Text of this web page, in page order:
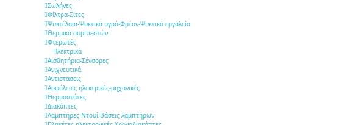
Σωλήνες
Φίλτρα-Σίτες
Ψυκτέλαια-Ψυκτικά υγρά-Φρέον-Ψυκτικά εργαλεία
Θερμικά συμπιεστών
Φτερωτές
Ηλεκτρικά
Αισθητήρια-Σένσορες
Aνιχνευτικά
Αντιστάσεις
Ασφάλειες ηλεκτρικές-μηχανικές
Θερμοστάτες
Διακόπτες
Λαμπτήρες-Ντουί-Βάσεις λαμπτήρων